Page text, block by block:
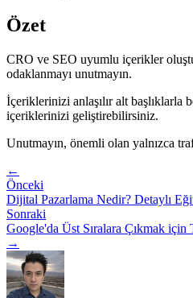
Özet
CRO ve SEO uyumlu içerikler
odaklanmayı unutmayın.
İçeriklerinizi anlaşılır alt başlıklarla
içeriklerinizi geliştirebilirsiniz.
Unutmayın, önemli olan yalnızca
←
Önceki
Dijital Pazarlama Nedir? Detaylı
Sonraki
Google'da Üst Sıralara Çıkmak için
→